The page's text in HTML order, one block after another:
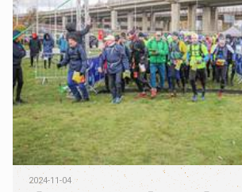
2024-11-04